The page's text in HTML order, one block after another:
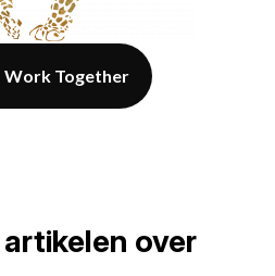
Work Together
over